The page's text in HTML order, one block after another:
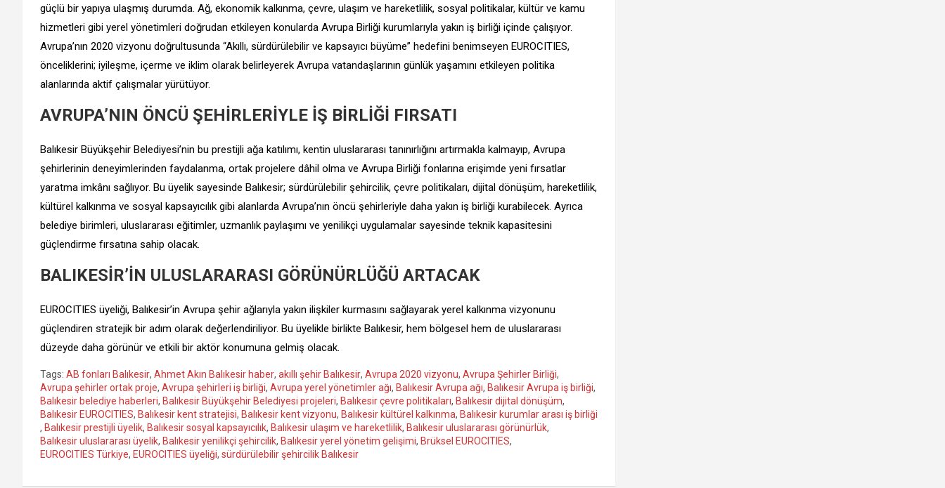
güçlü bir yapıya ulaşmış durumda. Ağ, ekonomik kalkınma, çevre, ulaşım ve hareketlilik, sosyal politikalar, kültür ve kamu
hizmetleri gibi yerel yönetimleri doğrudan etkileyen konularda Avrupa Birliği kurumlarıyla yakın iş birliği içinde çalışıyor.
Avrupa’nın 2020 vizyonu doğrultusunda “Akıllı, sürdürülebilir ve kapsayıcı büyüme” hedefini benimseyen EUROCITIES,
önceliklerini; iyileşme, içerme ve iklim olarak belirleyerek Avrupa vatandaşlarının günlük yaşamını etkileyen politika
alanlarında aktif çalışmalar yürütüyor.
AVRUPA’NIN ÖNCÜ ŞEHİRLERİYLE İŞ BİRLİĞİ FIRSATI
Balıkesir Büyükşehir Belediyesi’nin bu prestijli ağa katılımı, kentin uluslararası tanınırlığını artırmakla kalmayıp, Avrupa
şehirlerinin deneyimlerinden faydalanma, ortak projelere dâhil olma ve Avrupa Birliği fonlarına erişimde yeni fırsatlar
yaratma imkânı sağlıyor. Bu üyelik sayesinde Balıkesir; sürdürülebilir şehircilik, çevre politikaları, dijital dönüşüm, hareketlilik,
kültürel kalkınma ve sosyal kapsayıcılık gibi alanlarda Avrupa’nın öncü şehirleriyle daha yakın iş birliği kurabilecek. Ayrıca
belediye birimleri, uluslararası eğitimler, uzmanlık paylaşımı ve yenilikçi uygulamalar sayesinde teknik kapasitesini
güçlendirme fırsatına sahip olacak.
BALIKESİR’İN ULUSLARARASI GÖRÜNÜRLÜĞÜ ARTACAK
EUROCITIES üyeliği, Balıkesir’in Avrupa şehir ağlarıyla yakın ilişkiler kurmasını sağlayarak yerel kalkınma vizyonunu
güçlendiren stratejik bir adım olarak değerlendiriliyor. Bu üyelikle birlikte Balıkesir, hem bölgesel hem de uluslararası
düzeyde daha görünür ve etkili bir aktör konumuna gelmiş olacak.
Tags: AB fonları Balıkesir, Ahmet Akın Balıkesir haber, akıllı şehir Balıkesir, Avrupa 2020 vizyonu, Avrupa Şehirler Birliği,
Avrupa şehirler ortak proje, Avrupa şehirleri iş birliği, Avrupa yerel yönetimler ağı, Balıkesir Avrupa ağı, Balıkesir Avrupa iş birliği,
Balıkesir belediye haberleri, Balıkesir Büyükşehir Belediyesi projeleri, Balıkesir çevre politikaları, Balıkesir dijital dönüşüm,
Balıkesir EUROCITIES, Balıkesir kent stratejisi, Balıkesir kent vizyonu, Balıkesir kültürel kalkınma, Balıkesir kurumlar arası iş birliği
, Balıkesir prestijli üyelik, Balıkesir sosyal kapsayıcılık, Balıkesir ulaşım ve hareketlilik, Balıkesir uluslararası görünürlük,
Balıkesir uluslararası üyelik, Balıkesir yenilikçi şehircilik, Balıkesir yerel yönetim gelişimi, Brüksel EUROCITIES,
EUROCITIES Türkiye, EUROCITIES üyeliği, sürdürülebilir şehircilik Balıkesir